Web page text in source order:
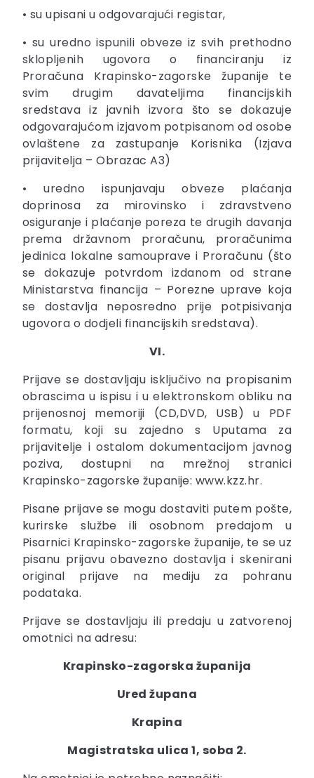
• su upisani u odgovarajući registar,
• su uredno ispunili obveze iz svih prethodno
sklopljenih ugovora o financiranju iz
Proračuna Krapinsko-zagorske županije te
svim drugim davateljima financijskih
sredstava iz javnih izvora što se dokazuje
odgovarajućom izjavom potpisanom od osobe
ovlaštene za zastupanje Korisnika (Izjava
prijavitelja – Obrazac A3)
• uredno ispunjavaju obveze plaćanja
doprinosa za mirovinsko i zdravstveno
osiguranje i plaćanje poreza te drugih davanja
prema državnom proračunu, proračunima
jedinica lokalne samouprave i Proračunu (što
se dokazuje potvrdom izdanom od strane
Ministarstva financija – Porezne uprave koja
se dostavlja neposredno prije potpisivanja
ugovora o dodjeli financijskih sredstava).
VI.
Prijave se dostavljaju isključivo na propisanim
obrascima u ispisu i u elektronskom obliku na
prijenosnoj memoriji (CD,DVD, USB) u PDF
formatu, koji su zajedno s Uputama za
prijavitelje i ostalom dokumentacijom javnog
poziva, dostupni na mrežnoj stranici
Krapinsko-zagorske županije: www.kzz.hr.
Pisane prijave se mogu dostaviti putem pošte,
kurirske službe ili osobnom predajom u
Pisarnici Krapinsko-zagorske županije, te se uz
pisanu prijavu obavezno dostavlja i skenirani
original prijave na mediju za pohranu
podataka.
Prijave se dostavljaju ili predaju u zatvorenoj
omotnici na adresu:
Krapinsko-zagorska županija
Ured župana
Krapina
Magistratska ulica 1, soba 2.